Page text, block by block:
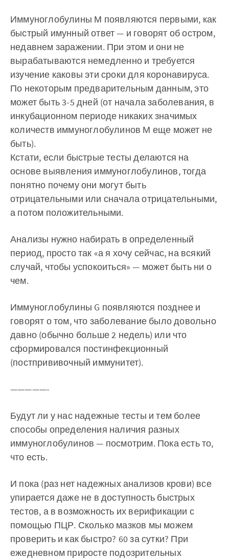
Иммуноглобулины М появляются первыми, как
быстрый имунный ответ — и говорят об остром,
недавнем заражении. При этом и они не
вырабатываются немедленно и требуется
изучение каковы эти сроки для коронавируса.
По некоторым предварительным данным, это
может быть 3-5 дней (от начала заболевания, в
инкубационном периоде никаких значимых
количеств иммуноглобулинов М еще может не
быть).
Кстати, если быстрые тесты делаются на
основе выявления иммуноглобулинов, тогда
понятно почему они могут быть
отрицательными или сначала отрицательными,
а потом положительными.
Анализы нужно набирать в определенный
период, просто так «а я хочу сейчас, на всякий
случай, чтобы успокоиться» — может быть ни о
чем.
Иммуноглобулины G появляются позднее и
говорят о том, что заболевание было довольно
давно (обычно больше 2 недель) или что
сформировался постинфекционный
(постпрививочный иммунитет).
—————-
Будут ли у нас надежные тесты и тем более
способы определения наличия разных
иммуноглобулинов — посмотрим. Пока есть то,
что есть.
И пока (раз нет надежных анализов крови) все
упирается даже не в доступность быстрых
тестов, а в возможность их верификации с
помощью ПЦР. Сколько мазков мы можем
проверить и как быстро? 60 за сутки? При
ежедневном приросте подозрительных